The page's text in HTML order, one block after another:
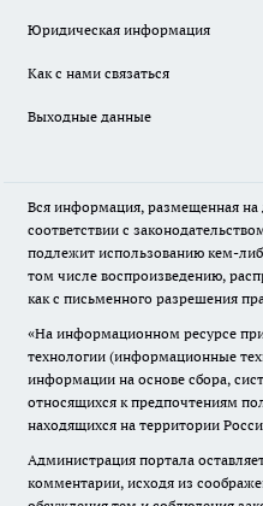
Юридическая информация
Как с нами связаться
Выходные данные
Вся информация, размещенная на
соответствии с
подлежит использованию кем-
том числе воспроизведению,
как с письменного разрешения
«На информационном ресурсе
технологии (информационные
информации на основе сбора,
относящихся к предпочтениям
находящихся на территории
Администрация портала
комментарии, исходя из